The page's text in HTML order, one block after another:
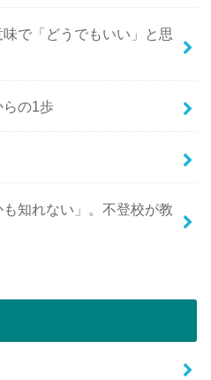
で「どうでもいい」と思
らの1歩
も知れない」。不登校が教